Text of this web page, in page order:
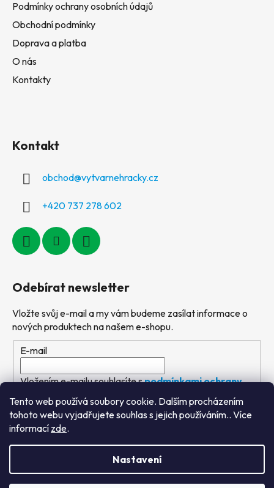
Tento web používá soubory cookie. Dalším procházením
tohoto webu vyjadřujete souhlas s jejich používáním.. Více
informací zde.
Nastavení
Podmínky ochrany osobních údajů
Obchodní podmínky
Doprava a platba
O nás
Kontakty
Kontakt
obchod@vytvarnehracky.cz
+420 737 278 602
Odebírat newsletter
Vložte svůj e-mail a my vám budeme zasílat informace o
nových produktech na našem e-shopu.
E-mail
Vložením e-mailu souhlasíte spodmínkami ochrany
osobních údajů
PŘIHLÁSIT SE